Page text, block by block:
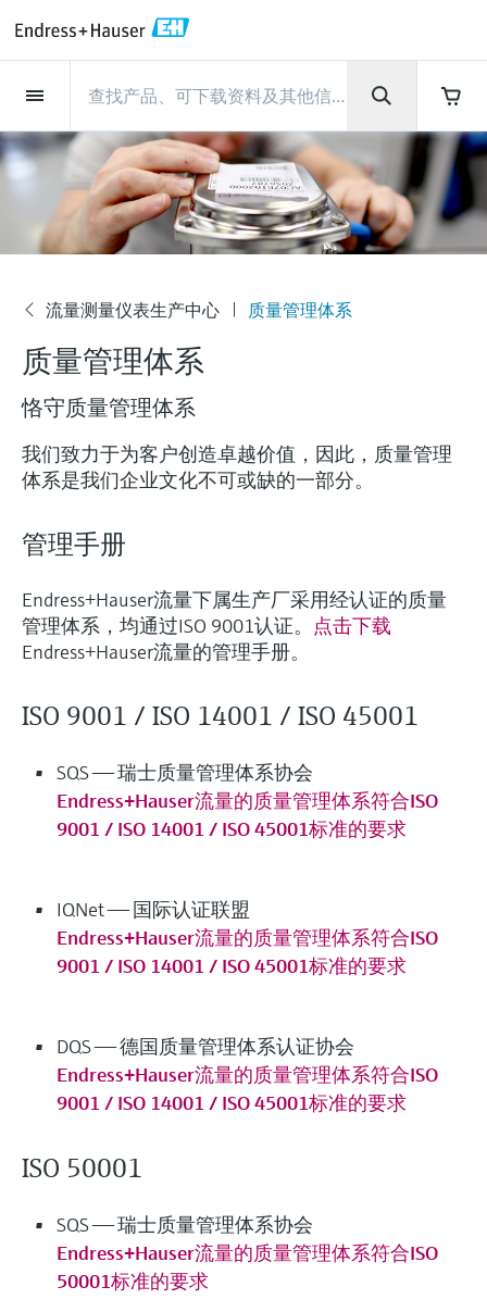
现场仪表
流量
物位测量
液体分析
温度测量
压力测量
系统产品
光学分析
软件
产品工具
通过产品筛选，选择测量仪表
通过产品特性查找适当的测量设备、软件或
系统组件。
通过应用参数查找、选择并配置产品
Device Viewer
备件查找工具
您可通过产品型号、订单代码或序列号，轻
松查找所需备件。
流量
电磁流量计
科里奥利质量流量计
超声波流量计
涡街流量计
热式质量流量计
Differential pressure flow
选购全部
物位测量
雷达物位测量
Vibronic point level detection
导波雷达物位测量
超声波物位测量
电容物位测量
静压液位测量
Conductive level measurement
放射线物位测量
机电式物位测量
Level measurement with pressure
选购全部
液体分析
pH电极和变送器
电导率传感器和变送器
浊度传感器和变送器
氯传感器和变送器
溶解氧传感器和变送器
实验室检测仪表和便携式pH计
全自动水质采样仪
ORP电极和变送器
金属分析仪
微波传输测量原理
Memosens数字技术
选购全部
温度测量
温度变送器
工业温度计
保护套管
高温型温度计
卫生型温度计
紧凑型温度计
温度开关
线缆式温度计
压力测量
绝压和表压测量
差压测量
选购全部
系统产品
数据管理仪&数据记录仪
过程测控仪
电源和安全栅
WirelessHART解决方案
网关和调制解调器
设备配置用平板电脑
能量管理仪和应用管理仪
选购全部
光学分析
TDLAS和QF分析仪
拉曼光谱分析仪
排放监测解决方案
颗粒测量设备
数字分析仪解决方案
过程气体分析仪
空气质量测量装置
视距测量仪
Netilion IIoT
Netilion Value
Netilion Health
Netilion Analytics
Netilion Library
Netilion Inventory
Netilion Connect
Netilion Device Viewer
服务产品
Project and commissioning services
技术支持服务
仪表维护
仪表性能优化服务
View all
Project and commissioning
services
仪表调试服务
技术支持服务
远程技术支持
远程资产监控
Process Instrumentation Courses
仪表维护
验证服务
现场仪表校准服务
预防性维护服务
Repair of measuring instruments
仪表性能优化服务
校准报告分析
优化校准间隔时间
动态现场仪表评价和分析服务
行业应用
食品与饮料
水务和环境：保护 —— 节约 —— 提高
石油与天然气：促进能源转型，实
化工：深化合作，助推可持续成功
采矿、矿物加工及冶金：打造可持
续的未来
公用工程：可靠使用蒸汽
工业领域的可持续发展解决方案
决策级过程透明度，赋能卓越运营
支持
快速获取服务支持！
技术支持中心 —— Endress+Hauser提供全方
位服务，与您相伴前行
搜索和下载技术手册, 宣传资料, 出版物, 软
学习中心
学习中心 - 探索Endress+Hauser学习平台上
的指导课程与资源，随时随地提升技能。
活动和培训
在线研讨会等各种活动中灵活选择。
公司
Endress+Hauser集团
生产中心
集团实力
客户案例
新闻与案例
活动和培训
您的Endress+Hauser职业生涯
Endress+Hauser集团
公司概况
Endress+Hauser在中国
恩德斯豪斯科技中国
财务业绩
集团管理层
发展历程
文化与价值观
关联公司
生产中心
物位和压力测量
Endress+Hauser流量
Endress+Hauser 液体分析
温度+系统产品
Endress+Hauser 数字解决方案
Endress+Hauser 光学分析
Endress+Hauser SICK
集团实力
过程安全性
网络安全性
过程自动化项目流程
My Endress+Hauser
建立电子采购流程，从容应对未来
需求
新闻与案例
新闻与案例总览
所有文章
新闻稿
事实速览
媒体活动
活动和培训
培训
研讨会
展览会
在线研讨会和回放
峰会
线下活动
查找市场活动及培训
您的Endress+Hauser职业生
涯
Explore open positions
更多工作机会
德国耶拿分析仪器公司的工作机会
IST创新传感器技术公司的工作机
会
Job opportunities at
司
流量测量仪表生产中心 质量管理体系
质量管理体系
恪守质量管理体系
我们致力于为客户创造卓越价值，因此，质量管理
体系是我们企业文化不可或缺的一部分。
管理手册
Endress+Hauser流量下属生产厂采用经认证的质量
管理体系，均通过ISO 9001认证。 点击下载
Endress+Hauser流量的管理手册。
ISO 9001 / ISO 14001 / ISO 45001
SQS —— 瑞士质量管理体系协会
Endress+Hauser流量的质量管理体系符合ISO
9001 / ISO 14001 / ISO 45001标准的要求
IQNet —— 国际认证联盟
Endress+Hauser流量的质量管理体系符合ISO
9001 / ISO 14001 / ISO 45001标准的要求
DQS —— 德国质量管理体系认证协会
Endress+Hauser流量的质量管理体系符合ISO
9001 / ISO 14001 / ISO 45001标准的要求
ISO 50001
SQS —— 瑞士质量管理体系协会
Endress+Hauser流量的质量管理体系符合ISO
50001标准的要求